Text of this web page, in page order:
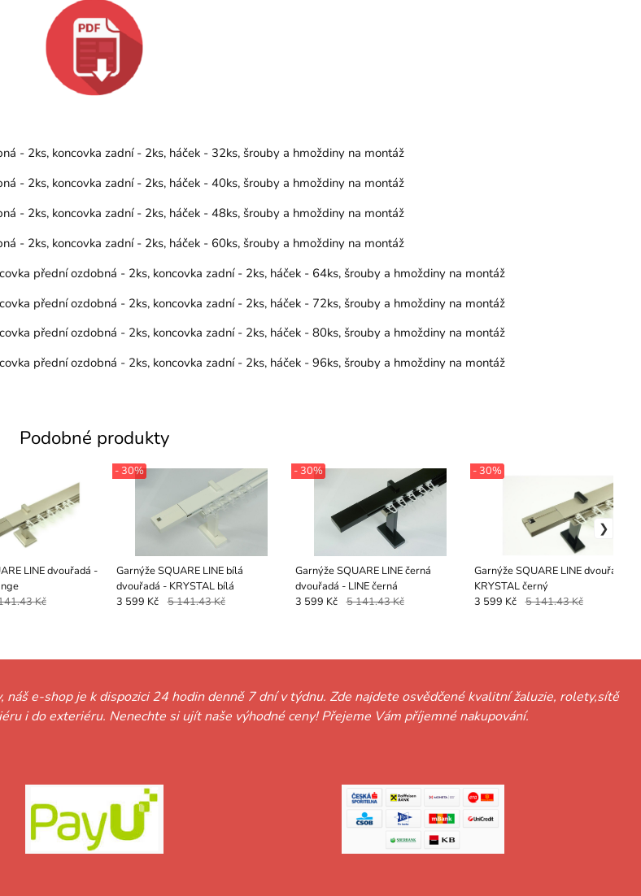
- 2ks, koncovka zadní - 2ks, háček - 32ks, šrouby a hmoždiny na montáž
- 2ks, koncovka zadní - 2ks, háček - 40ks, šrouby a hmoždiny na montáž
- 2ks, koncovka zadní - 2ks, háček - 48ks, šrouby a hmoždiny na montáž
- 2ks, koncovka zadní - 2ks, háček - 60ks, šrouby a hmoždiny na montáž
přední ozdobná - 2ks, koncovka zadní - 2ks, háček - 64ks, šrouby a hmoždiny na montáž
přední ozdobná - 2ks, koncovka zadní - 2ks, háček - 72ks, šrouby a hmoždiny na montáž
přední ozdobná - 2ks, koncovka zadní - 2ks, háček - 80ks, šrouby a hmoždiny na montáž
přední ozdobná - 2ks, koncovka zadní - 2ks, háček - 96ks, šrouby a hmoždiny na montáž
Podobné produkty
LINE dvouřadá -
Kč
Garnýže SQUARE LINE bílá
dvouřadá - KRYSTAL bílá
- 30%
3 599 Kč 5 141.43 Kč
Garnýže SQUARE LINE černá
dvouřadá - LINE černá
- 30%
3 599 Kč 5 141.43 Kč
Garnýže SQUARE LINE dvouřadá -
KRYSTAL černý
- 30%
3 599 Kč 5 141.43 Kč
e-shop je k dispozici 24 hodin denně 7 dní v týdnu. Zde najdete osvědčené kvalitní žaluzie, rolety,sítě
i do exteriéru. Nenechte si ujít naše výhodné ceny! Přejeme Vám příjemné nakupování.